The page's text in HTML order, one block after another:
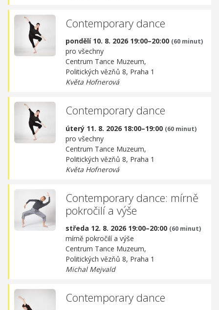
Contemporary dance
pondělí 10. 8. 2026 19:00–20:00 (60 minut)
pro všechny
Centrum Tance Muzeum,
Politických vězňů 8, Praha 1
Květa Hofnerová
Contemporary dance
úterý 11. 8. 2026 18:00–19:00 (60 minut)
pro všechny
Centrum Tance Muzeum,
Politických vězňů 8, Praha 1
Květa Hofnerová
Contemporary dance: mírně
pokročilí a výše
středa 12. 8. 2026 19:00–20:00 (60 minut)
mírně pokročilí a výše
Centrum Tance Muzeum,
Politických vězňů 8, Praha 1
Michal Mejvald
Contemporary dance